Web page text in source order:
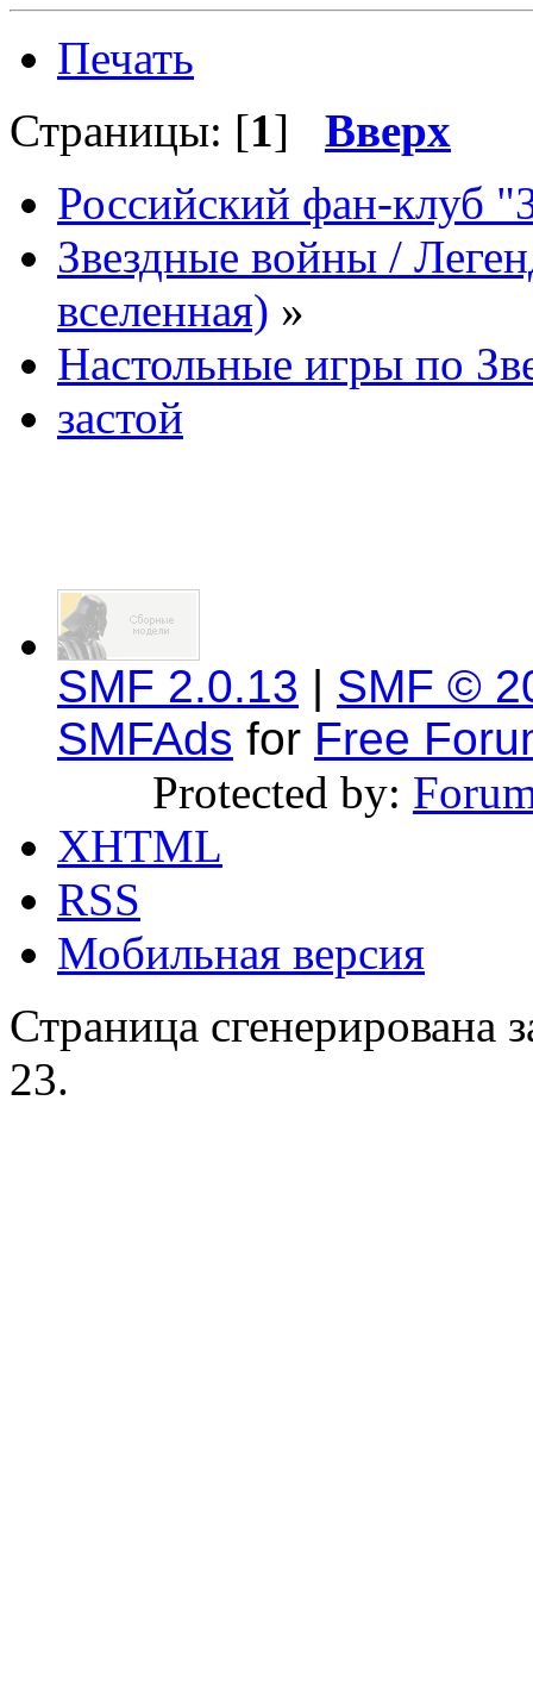
Печать
Страницы: [1] Вверх
Российский фан-клуб
Звездные войны /
вселенная) »
Настольные игры по
застой
SMF 2.0.13 | SMF ©
SMFAds for Free
Protected by:
XHTML
RSS
Мобильная версия
Страница сгенерирована
23.